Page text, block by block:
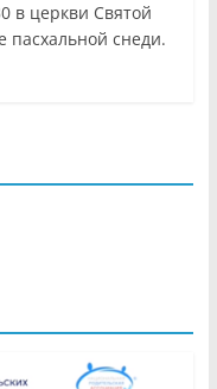
в церкви Святой
пасхальной снеди.